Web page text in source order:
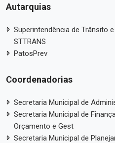
Autarquias
Superintendência de Trânsito
STTRANS
PatosPrev
Coordenadorias
Secretaria Municipal de
Secretaria Municipal de
Orçamento e Gest
Secretaria Municipal de